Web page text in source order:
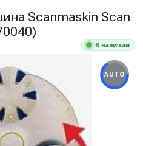
Scanmaskin Scan
В наличии
AUTO